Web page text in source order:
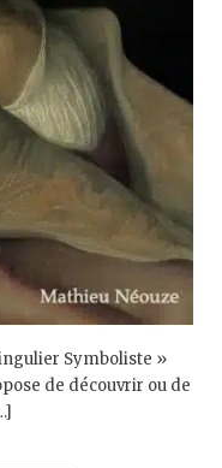
Symboliste »
de découvrir ou de